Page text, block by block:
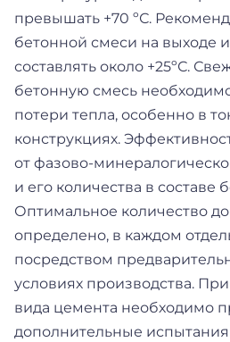
превышать +70 ºС.
бетонной смеси на выходе
составлять около +25ºС.
бетонную смесь
потери тепла, особенно в
конструкциях.
от фазово-
и его количества в составе
Оптимальное количество
определено, в каждом
посредством
условиях производства.
вида цемента необходимо
дополнительные испытания